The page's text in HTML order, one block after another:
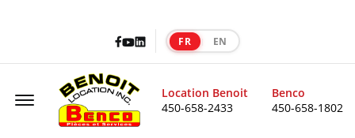
Facebook
Youtube
LinkedIn
FR | EN
Offcanvas Menu Open
Location Benoit
450-658-2433
Benco
450-658-1802